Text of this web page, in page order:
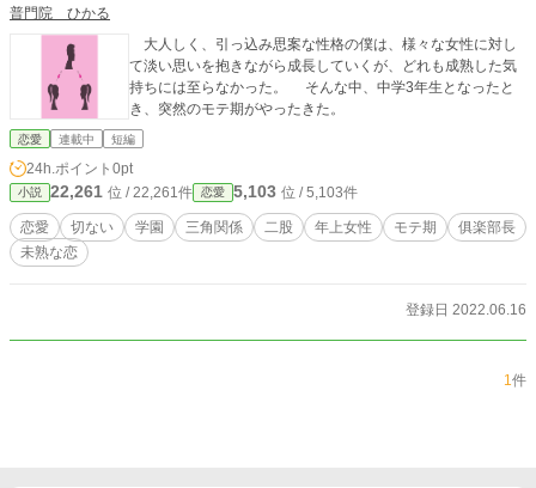
普門院 ひかる
大人しく、引っ込み思案な性格の僕は、様々な女性に対し
て淡い思いを抱きながら成長していくが、どれも成熟した気
持ちには至らなかった。 そんな中、中学3年生となったと
き、突然のモテ期がやったきた。
恋愛 連載中 短編
24h.ポイント 0pt
小説 22,261 位 / 22,261件 恋愛 5,103 位 / 5,103件
恋愛 切ない 学園 三角関係 二股 年上女性 モテ期
俱楽部長
未熟な恋
登録日 2022.06.16
1件